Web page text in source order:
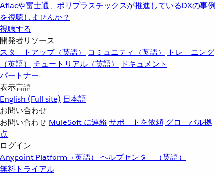
Aflacや富士通、ポリプラスチックスが推進しているDXの事例
を視聴しませんか？
視聴する
開発者リソース
スタートアップ（英語）
コミュニティ（英語）
トレーニング
（英語）
チュートリアル（英語）
ドキュメント
パートナー
表示言語
English (Full site) 日本語
お問い合わせ
お問い合わせ MuleSoft に連絡サポートを依頼 グローバル拠
点
ログイン
Anypoint Platform（英語） ヘルプセンター（英語）
無料トライアル